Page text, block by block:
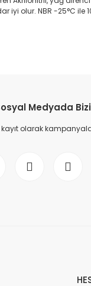
olur. NBR -25°C ile
Medyada
kayıt olarak